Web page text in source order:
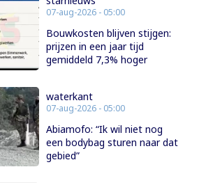
07-aug-2026 - 05:00
Bouwkosten blijven stijgen:
prijzen in een jaar tijd
gemiddeld 7,3% hoger
waterkant
07-aug-2026 - 05:00
Abiamofo: “Ik wil niet nog
een bodybag sturen naar dat
gebied”